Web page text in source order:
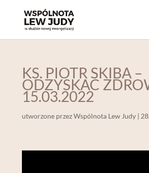
KS. PIOTR SKIBA –
ODZYSKAĆ
15.03.2022
utworzone przezWspólnota Lew Judy|